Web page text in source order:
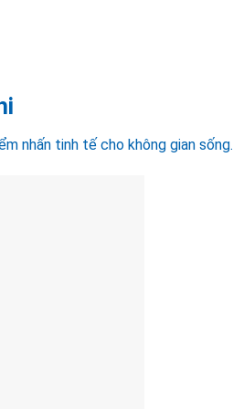
nhấn tinh tế cho không gian sống.